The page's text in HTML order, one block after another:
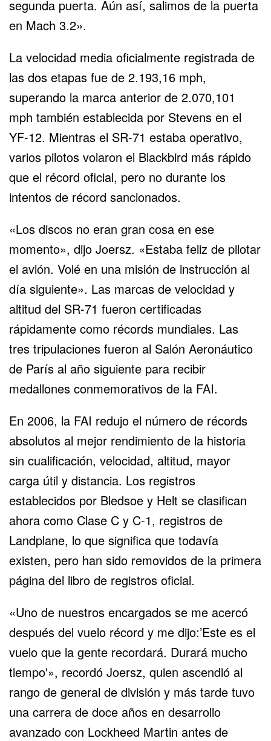
segunda puerta. Aún así, salimos de la puerta
en Mach 3.2».
La velocidad media oficialmente registrada de
las dos etapas fue de 2.193,16 mph,
superando la marca anterior de 2.070,101
mph también establecida por Stevens en el
YF-12. Mientras el SR-71 estaba operativo,
varios pilotos volaron el Blackbird más rápido
que el récord oficial, pero no durante los
intentos de récord sancionados.
«Los discos no eran gran cosa en ese
momento», dijo Joersz. «Estaba feliz de pilotar
el avión. Volé en una misión de instrucción al
día siguiente». Las marcas de velocidad y
altitud del SR-71 fueron certificadas
rápidamente como récords mundiales. Las
tres tripulaciones fueron al Salón Aeronáutico
de París al año siguiente para recibir
medallones conmemorativos de la FAI.
En 2006, la FAI redujo el número de récords
absolutos al mejor rendimiento de la historia
sin cualificación, velocidad, altitud, mayor
carga útil y distancia. Los registros
establecidos por Bledsoe y Helt se clasifican
ahora como Clase C y C-1, registros de
Landplane, lo que significa que todavía
existen, pero han sido removidos de la primera
página del libro de registros oficial.
«Uno de nuestros encargados se me acercó
después del vuelo récord y me dijo:’Este es el
vuelo que la gente recordará. Durará mucho
tiempo'», recordó Joersz, quien ascendió al
rango de general de división y más tarde tuvo
una carrera de doce años en desarrollo
avanzado con Lockheed Martin antes de